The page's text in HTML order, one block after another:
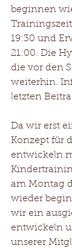
beginnen
19:30 und
21:00. Die
die vor den
weiterhin.
letzten
Da wir erst
Konzept für
entwickeln
am Montag
wieder
wir ein
entwickeln
unserer